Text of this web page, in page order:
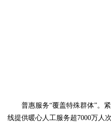
普惠服务“覆盖特殊群体”。
线提供暖心人工服务超7000万人